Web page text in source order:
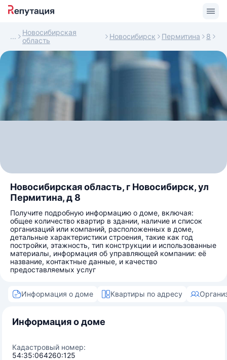
Новосибирская
область
Новосибирск Пермитина 8
Новосибирская область, г Новосибирск, ул
Пермитина, д 8
Получите подробную информацию о доме, включая:
общее количество квартир в здании, наличие и список
организаций или компаний, расположенных в доме,
детальные характеристики строения, такие как год
постройки, этажность, тип конструкции и использованные
материалы, информация об управляющей компании: её
название, контактные данные, и качество
предоставляемых услуг
Информация о доме Квартиры по адресу
Информация о доме
Кадастровый номер:
54:35:064260:125